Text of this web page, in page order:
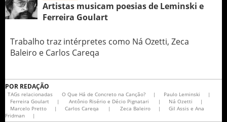
Artistas musicam poesias de Leminski e
Ferreira Goulart
Trabalho traz intérpretes como Ná Ozetti, Zeca
Baleiro e Carlos Careqa
POR REDAÇÃO
TAGs relacionadas O Que Há de Concreto na Canção? | Paulo Leminski
|
Ferreira Goulart
| Antônio Risério e Décio Pignatari | Ná Ozetti
|
Marcelo Pretto
| Carlos Careqa | Zeca Baleiro |
Gil Assis e Ana
Fridman
|